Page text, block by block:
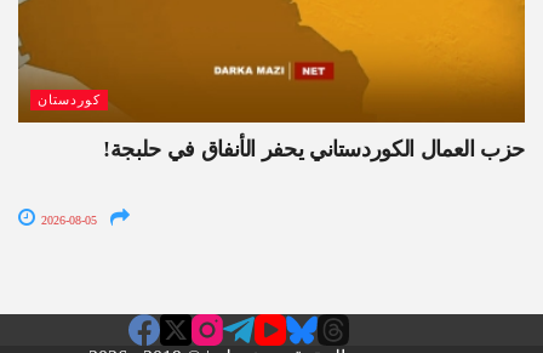
كوردستان
حزب العمال الكوردستاني يحفر الأنفاق في حلبجة!
2026-08-05